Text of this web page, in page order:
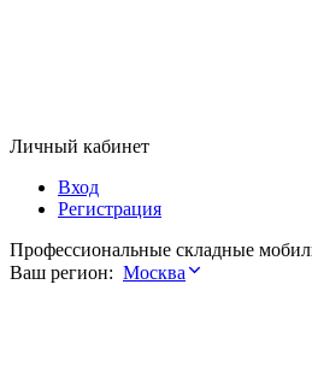
Личный кабинет
Вход
Регистрация
Профессиональные складные
Ваш регион: Москва